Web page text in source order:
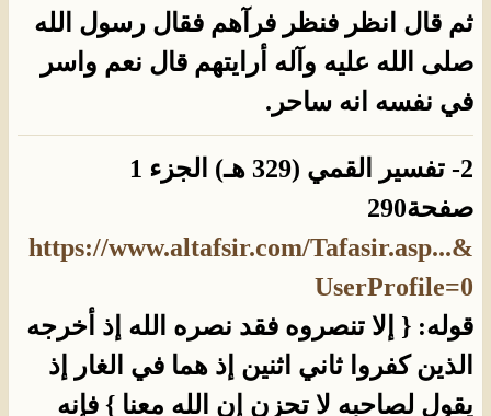
ثم قال انظر فنظر فرآهم فقال رسول الله
صلى الله عليه وآله أرايتهم قال نعم واسر
في نفسه انه ساحر.
2- تفسير القمي (329 هـ) الجزء 1
صفحة290
https://www.altafsir.com/Tafasir.asp...&
UserProfile=0
قوله: { إلا تنصروه فقد نصره الله إذ أخرجه
الذين كفروا ثاني اثنين إذ هما في الغار إذ
يقول لصاحبه لا تحزن إن الله معنا } فإنه